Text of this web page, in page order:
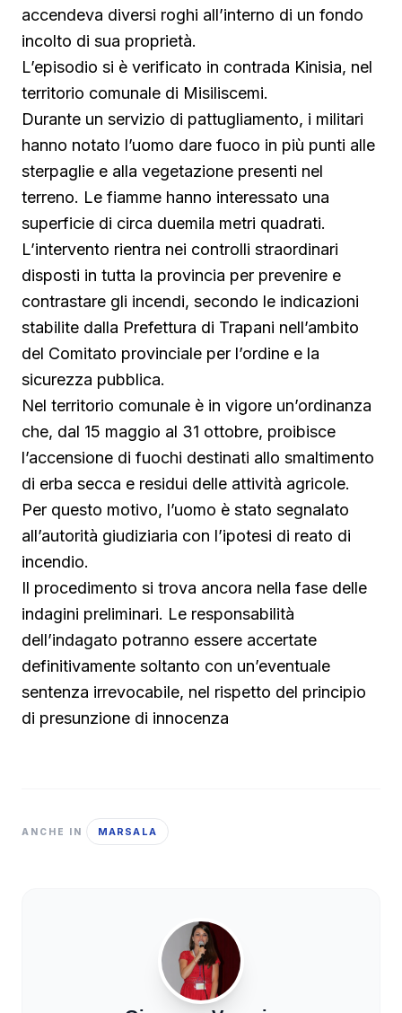
accendeva diversi roghi all’interno di un fondo
incolto di sua proprietà.
L’episodio si è verificato in contrada Kinisia, nel
territorio comunale di Misiliscemi.
Durante un servizio di pattugliamento, i militari
hanno notato l’uomo dare fuoco in più punti alle
sterpaglie e alla vegetazione presenti nel
terreno. Le fiamme hanno interessato una
superficie di circa duemila metri quadrati.
L’intervento rientra nei controlli straordinari
disposti in tutta la provincia per prevenire e
contrastare gli incendi, secondo le indicazioni
stabilite dalla Prefettura di Trapani nell’ambito
del Comitato provinciale per l’ordine e la
sicurezza pubblica.
Nel territorio comunale è in vigore un’ordinanza
che, dal 15 maggio al 31 ottobre, proibisce
l’accensione di fuochi destinati allo smaltimento
di erba secca e residui delle attività agricole.
Per questo motivo, l’uomo è stato segnalato
all’autorità giudiziaria con l’ipotesi di reato di
incendio.
Il procedimento si trova ancora nella fase delle
indagini preliminari. Le responsabilità
dell’indagato potranno essere accertate
definitivamente soltanto con un’eventuale
sentenza irrevocabile, nel rispetto del principio
di presunzione di innocenza
ANCHE IN MARSALA